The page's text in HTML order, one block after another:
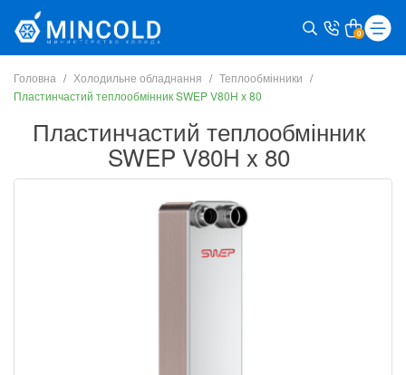
0
Головна Холодильне обладнання
Теплообмінники
Пластинчастий теплообмінник SWEP V80H x 80
Пластинчастий теплообмінник
SWEP V80H x 80